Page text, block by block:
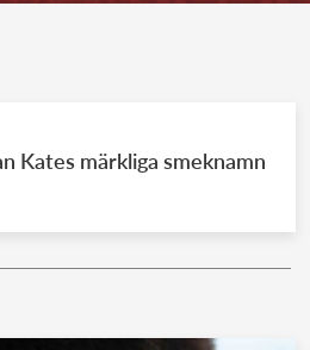
KUNGAHUS
Kates märkliga smeknamn